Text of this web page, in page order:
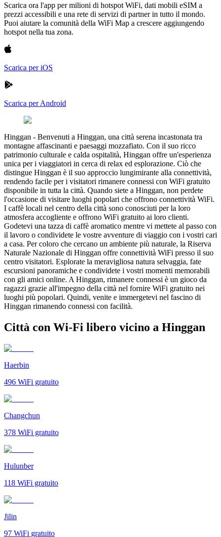
Scarica ora l'app per milioni di hotspot WiFi, dati mobili eSIM a
prezzi accessibili e una rete di servizi di partner in tutto il mondo.
Puoi aiutare la comunità della WiFi Map a crescere aggiungendo
hotspot nella tua zona.
Scarica per iOS
Scarica per Android
Hinggan - Benvenuti a Hinggan, una città serena incastonata tra
montagne affascinanti e paesaggi mozzafiato. Con il suo ricco
patrimonio culturale e calda ospitalità, Hinggan offre un'esperienza
unica per i viaggiatori in cerca di relax ed esplorazione. Ciò che
distingue Hinggan è il suo approccio lungimirante alla connettività,
rendendo facile per i visitatori rimanere connessi con WiFi gratuito
disponibile in tutta la città. Quando siete a Hinggan, non perdete
l'occasione di visitare luoghi popolari che offrono connettività WiFi.
I caffè locali nel centro della città sono conosciuti per la loro
atmosfera accogliente e offrono WiFi gratuito ai loro clienti.
Godetevi una tazza di caffè aromatico mentre vi mettete al passo con
il lavoro o condividete le vostre avventure di viaggio con i vostri cari
a casa. Per coloro che cercano un ambiente più naturale, la Riserva
Naturale Nazionale di Hinggan offre connettività WiFi presso il suo
centro visitatori. Esplorate la meravigliosa natura selvaggia, fate
escursioni panoramiche e condividete i vostri momenti memorabili
con gli amici online. A Hinggan, rimanere connessi è un gioco da
ragazzi grazie all'impegno della città nel fornire WiFi gratuito nei
luoghi più popolari. Quindi, venite e immergetevi nel fascino di
Hinggan rimanendo connessi con facilità.
Città con Wi-Fi libero vicino a Hinggan
Haerbin
496 WiFi gratuito
Changchun
378 WiFi gratuito
Hulunber
118 WiFi gratuito
Jilin
97 WiFi gratuito